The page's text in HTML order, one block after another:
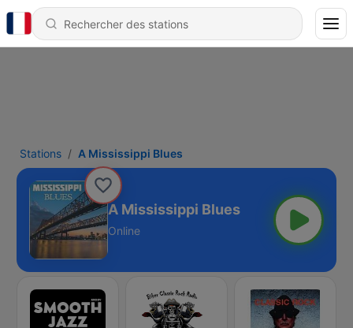
Stations A Mississippi Blues
A Mississippi Blues
Online